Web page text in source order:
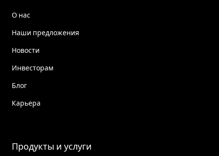
О нас
Наши предложения
Новости
Инвесторам
Блог
Карьера
Продукты и услуги